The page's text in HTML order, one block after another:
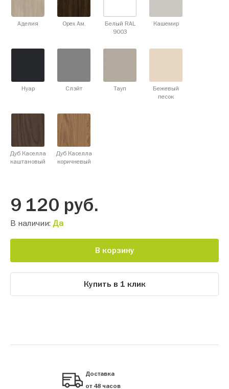
Аделия Орех Ам.
Белый RAL
9003
Кашемир
Нуар Слэйт Тауп
Бежевый
песок
Дуб Каселла
каштановый
Дуб Каселла
коричневый
9 120 руб.
В наличии: Да
В корзину
Купить в 1 клик
Доставка
от 48 часов